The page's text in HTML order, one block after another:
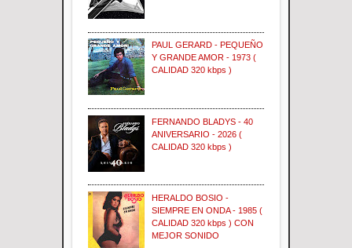
PAUL GERARD - PEQUEÑO
Y GRANDE AMOR - 1973 (
CALIDAD 320 kbps )
FERNANDO BLADYS - 40
ANIVERSARIO - 2026 (
CALIDAD 320 kbps )
HERALDO BOSIO -
SIEMPRE EN ONDA - 1985 (
CALIDAD 320 kbps ) CON
MEJOR SONIDO